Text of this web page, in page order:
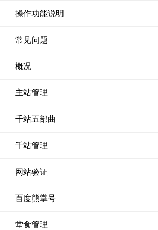
操作功能说明
常见问题
概况
主站管理
千站五部曲
千站管理
网站验证
百度熊掌号
堂食管理